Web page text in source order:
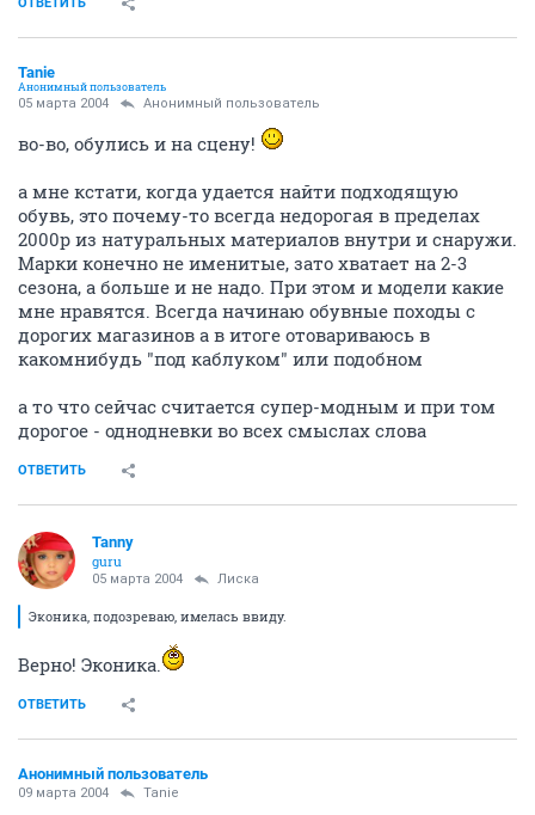
Tanie
Анонимный пользователь
05 марта 2004 Анонимный пользователь
во-во, обулись и на сцену!
а мне кстати, когда удается найти подходящую
обувь, это почему-то всегда недорогая в пределах
2000р из натуральных материалов внутри и снаружи.
Марки конечно не именитые, зато хватает на 2-3
сезона, а больше и не надо. При этом и модели какие
мне нравятся. Всегда начинаю обувные походы с
дорогих магазинов а в итоге отовариваюсь в
какомнибудь "под каблуком" или подобном
а то что сейчас считается супер-модным и при том
дорогое - однодневки во всех смыслах слова
ОТВЕТИТЬ
Tanny
guru
05 марта 2004 Лиска
Эконика, подозреваю, имелась ввиду.
Верно! Эконика.
ОТВЕТИТЬ
Анонимный пользователь
09 марта 2004 Tanie